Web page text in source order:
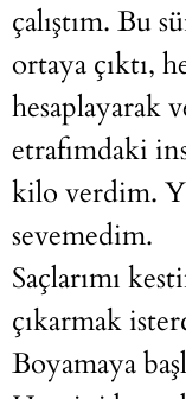
çalıştım. Bu
ortaya çıktı,
hesaplayarak
etrafımdaki
kilo verdim.
sevemedim.
Saçlarımı
çıkarmak
Boyamaya